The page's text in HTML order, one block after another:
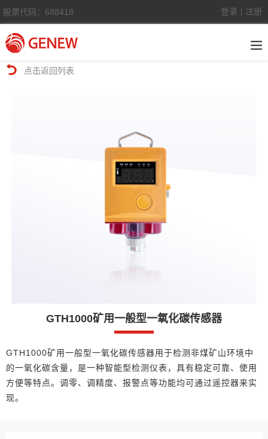
股票代码：688418 登录 注册
点击返回列表
GTH1000矿用一般型一氧化碳传感器
GTH1000矿用一般型一氧化碳传感器用于检测非煤矿山环境中
的一氧化碳含量，是一种智能型检测仪表，具有稳定可靠、使用
方便等特点。调零、调精度、报警点等功能均可通过遥控器来实
现。